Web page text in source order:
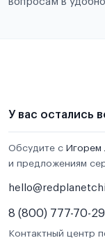
У вас остались
Обсудите с Игорем
и предложениям
8 (800) 777-70-29
Контактный центр